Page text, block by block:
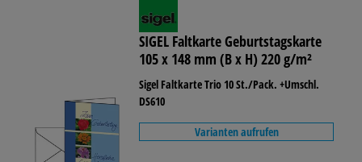
SIGEL Faltkarte Geburtstagskarte
105 x 148 mm (B x H) 220 g/m²
Sigel Faltkarte Trio 10 St./Pack. +Umschl.
DS610
Varianten aufrufen